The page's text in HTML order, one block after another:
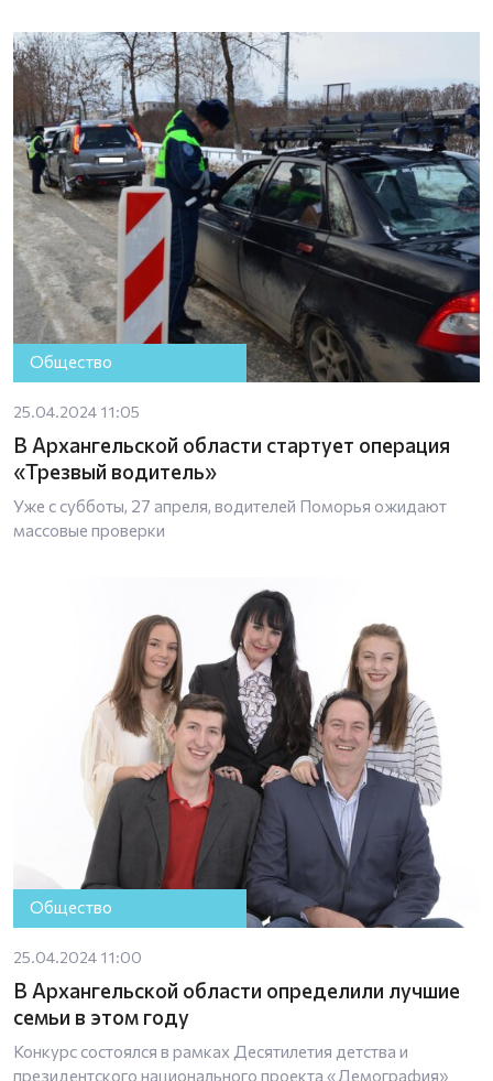
Общество
25.04.2024 11:05
В Архангельской области стартует операция
«Трезвый водитель»
Уже с субботы, 27 апреля, водителей Поморья ожидают
массовые проверки
Общество
25.04.2024 11:00
В Архангельской области определили лучшие
семьи в этом году
Конкурс состоялся в рамках Десятилетия детства и
президентского национального проекта «Демография»